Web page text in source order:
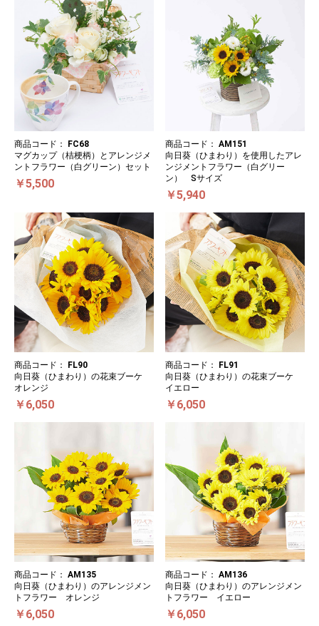
商品コード：
FC68
マグカップ（桔梗柄）とアレンジメ
ントフラワー（白グリーン）セット
￥5,500
商品コード： AM151
向日葵（ひまわり）を使用したアレ
ンジメントフラワー（白グリー
ン） Sサイズ
￥5,940
商品コード：
FL90
向日葵（ひまわり）の花束ブーケ
オレンジ
￥6,050
商品コード：
FL91
向日葵（ひまわり）の花束ブーケ
イエロー
￥6,050
商品コード： AM135
向日葵（ひまわり）のアレンジメン
トフラワー オレンジ
￥6,050
商品コード： AM136
向日葵（ひまわり）のアレンジメン
トフラワー イエロー
￥6,050